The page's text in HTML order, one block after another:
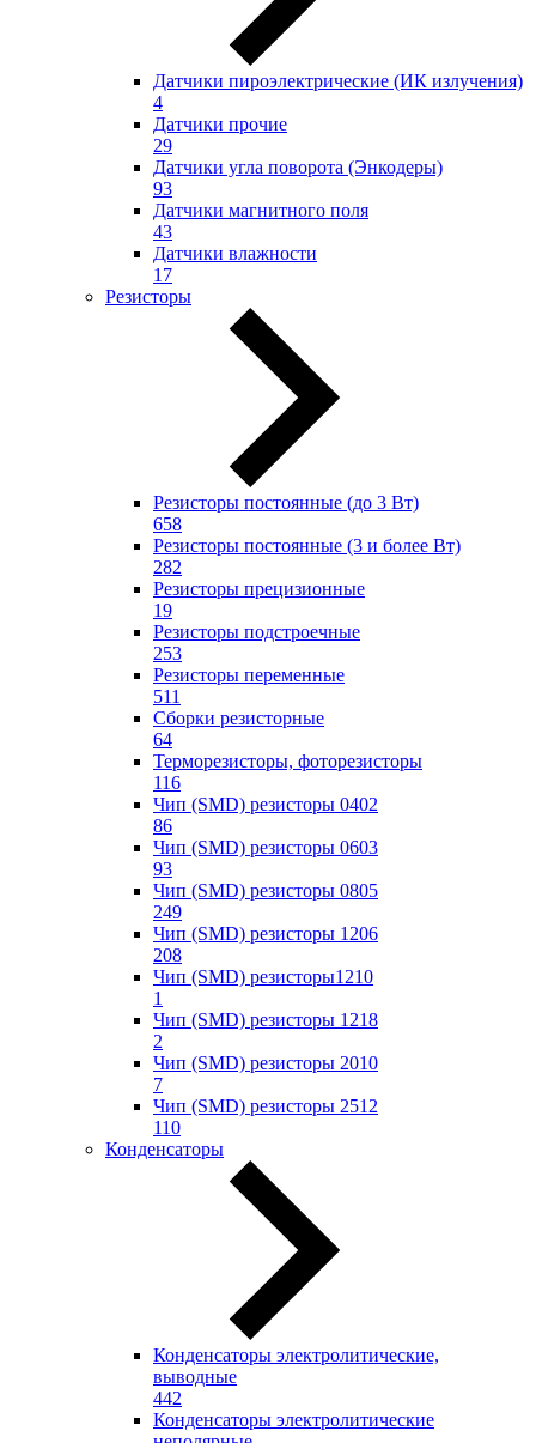
Датчики пироэлектрические (ИК излучения)
4
Датчики прочие
29
Датчики угла поворота (Энкодеры)
93
Датчики магнитного поля
43
Датчики влажности
17
Резисторы
Резисторы постоянные (до 3 Вт)
658
Резисторы постоянные (3 и более Вт)
282
Резисторы прецизионные
19
Резисторы подстроечные
253
Резисторы переменные
511
Сборки резисторные
64
Терморезисторы, фоторезисторы
116
Чип (SMD) резисторы 0402
86
Чип (SMD) резисторы 0603
93
Чип (SMD) резисторы 0805
249
Чип (SMD) резисторы 1206
208
Чип (SMD) резисторы1210
1
Чип (SMD) резисторы 1218
2
Чип (SMD) резисторы 2010
7
Чип (SMD) резисторы 2512
110
Конденсаторы
Конденсаторы электролитические,
выводные
442
Конденсаторы электролитические